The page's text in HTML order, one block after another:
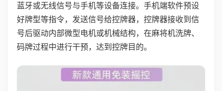
蓝牙或无线信号与手机等设备连接。手机端软件预设
好牌型等指令，发送信号给控牌器，控牌器接收到信
号后驱动内部微型电机或机械结构，在麻将机洗牌、
码牌过程中进行干预，达到控牌目的。